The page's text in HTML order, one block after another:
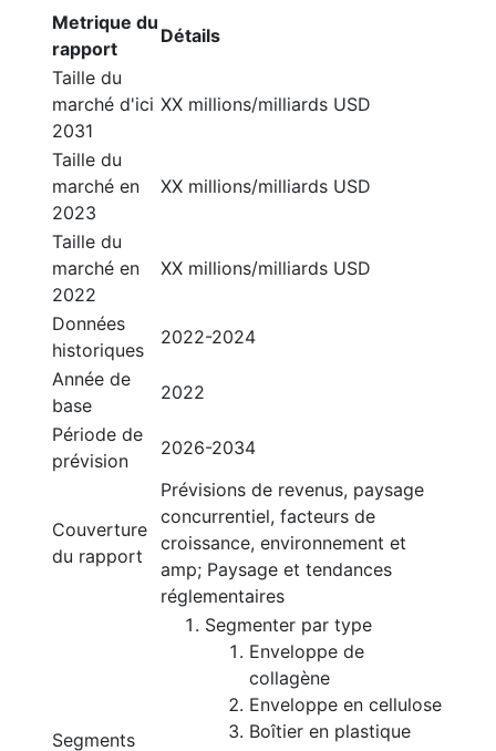
Metrique du
rapport
Détails
Taille du
marché d'ici
2031
XX millions/milliards USD
Taille du
marché en
2023
XX millions/milliards USD
Taille du
marché en
2022
XX millions/milliards USD
Données
historiques
2022-2024
Année de
base
2022
Période de
prévision
2026-2034
Couverture
du rapport
Prévisions de revenus, paysage
concurrentiel, facteurs de
croissance, environnement et
amp; Paysage et tendances
réglementaires
Segments
Segmenter par type
Enveloppe de
collagène
Enveloppe en cellulose
Boîtier en plastique